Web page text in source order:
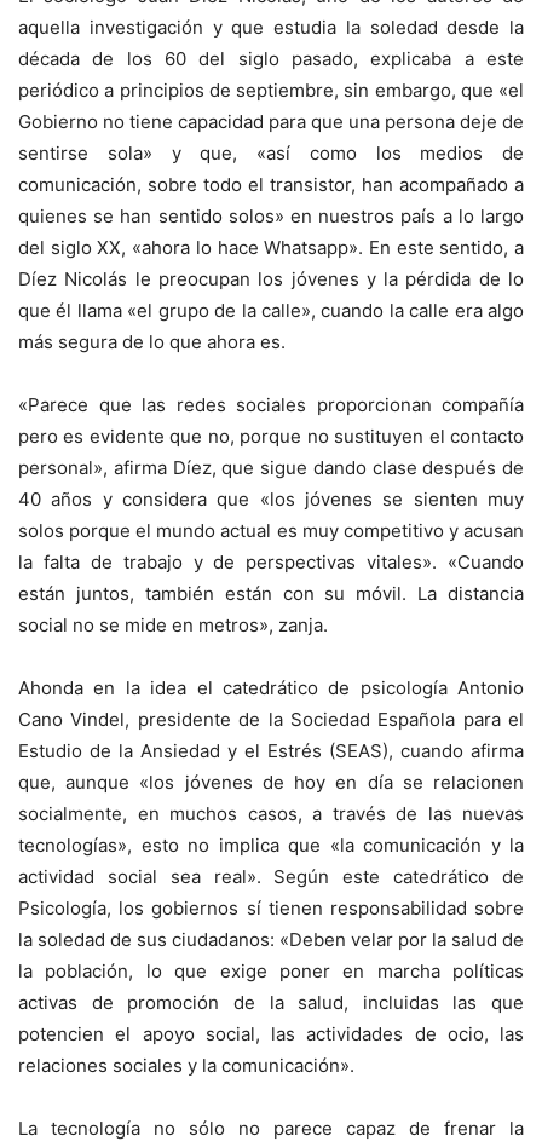
aquella investigación y que estudia la soledad desde la
década de los 60 del siglo pasado, explicaba a este
periódico a principios de septiembre, sin embargo, que «el
Gobierno no tiene capacidad para que una persona deje de
sentirse sola» y que, «así como los medios de
comunicación, sobre todo el transistor, han acompañado a
quienes se han sentido solos» en nuestros país a lo largo
del siglo XX, «ahora lo hace Whatsapp». En este sentido, a
Díez Nicolás le preocupan los jóvenes y la pérdida de lo
que él llama «el grupo de la calle», cuando la calle era algo
más segura de lo que ahora es.
«Parece que las redes sociales proporcionan compañía
pero es evidente que no, porque no sustituyen el contacto
personal», afirma Díez, que sigue dando clase después de
40 años y considera que «los jóvenes se sienten muy
solos porque el mundo actual es muy competitivo y acusan
la falta de trabajo y de perspectivas vitales». «Cuando
están juntos, también están con su móvil. La distancia
social no se mide en metros», zanja.
Ahonda en la idea el catedrático de psicología Antonio
Cano Vindel, presidente de la Sociedad Española para el
Estudio de la Ansiedad y el Estrés (SEAS), cuando afirma
que, aunque «los jóvenes de hoy en día se relacionen
socialmente, en muchos casos, a través de las nuevas
tecnologías», esto no implica que «la comunicación y la
actividad social sea real». Según este catedrático de
Psicología, los gobiernos sí tienen responsabilidad sobre
la soledad de sus ciudadanos: «Deben velar por la salud de
la población, lo que exige poner en marcha políticas
activas de promoción de la salud, incluidas las que
potencien el apoyo social, las actividades de ocio, las
relaciones sociales y la comunicación».
La tecnología no sólo no parece capaz de frenar la